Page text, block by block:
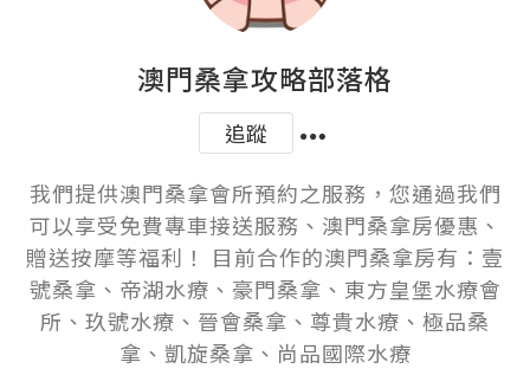
澳門桑拿攻略部落格
追蹤
我們提供澳門桑拿會所預約之服務，您通過我們
可以享受免費專車接送服務、澳門桑拿房優惠、
贈送按摩等福利！ 目前合作的澳門桑拿房有：壹
號桑拿、帝湖水療、豪門桑拿、東方皇堡水療會
所、玖號水療、晉會桑拿、尊貴水療、極品桑
拿、凱旋桑拿、尚品國際水療